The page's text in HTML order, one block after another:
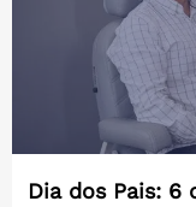
Dia dos Pais: 6